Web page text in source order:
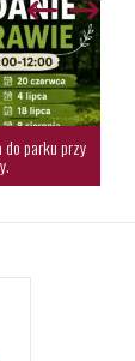
do parku przy